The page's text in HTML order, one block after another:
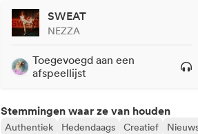
SWEAT
NEZZA
Toegevoegd aan een
afspeellijst
Stemmingen waar ze van houden
Authentiek Hedendaags Creatief